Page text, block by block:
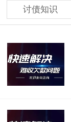
讨债知识